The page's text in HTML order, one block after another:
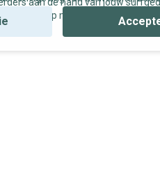
en op maat gemaakte